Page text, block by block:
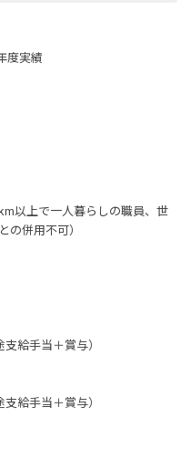
度実績
以上で一人暮らしの職員、世
の併用不可）
給手当＋賞与）
給手当＋賞与）